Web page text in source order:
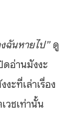
ฉันหายไป”ดู
อ่านมังงะ
ะที่เล่าเรื่อง
วชเท่านั้น